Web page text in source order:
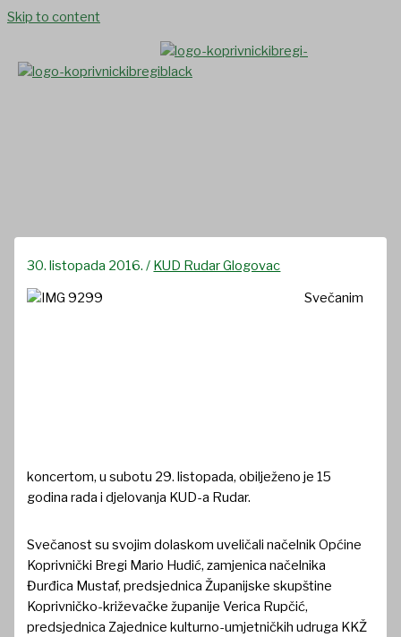
Skip to content
30. listopada 2016./ KUD Rudar Glogovac
Svečanim
koncertom, u subotu 29. listopada, obilježeno je 15
godina rada i djelovanja KUD-a Rudar.
Svečanost su svojim dolaskom uveličali načelnik Općine
Koprivnički Bregi Mario Hudić, zamjenica načelnika
Đurđica Mustaf, predsjednica Županijske skupštine
Koprivničko-križevačke županije Verica Rupčić,
predsjednica Zajednice kulturno-umjetničkih udruga KKŽ